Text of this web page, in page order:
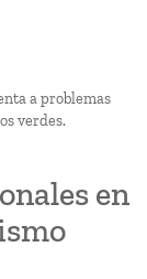
a problemas
verdes.
en